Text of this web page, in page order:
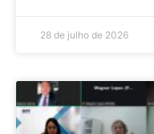
28 de julho de 2026